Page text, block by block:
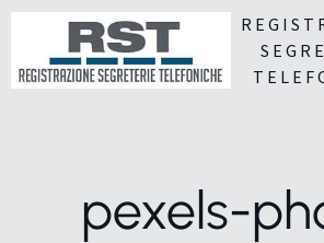
pexels-